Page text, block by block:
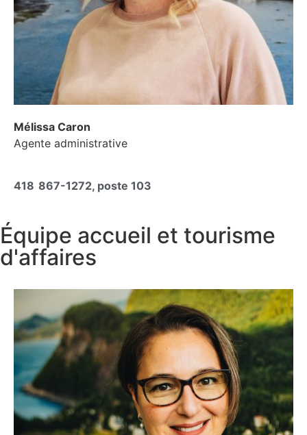
Mélissa Caron
Agente administrative
418 867-1272, poste 103
Équipe accueil et tourisme
d'affaires